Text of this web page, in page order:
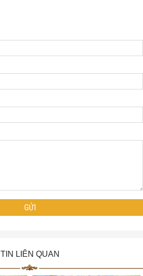
TIN LIÊN QUAN